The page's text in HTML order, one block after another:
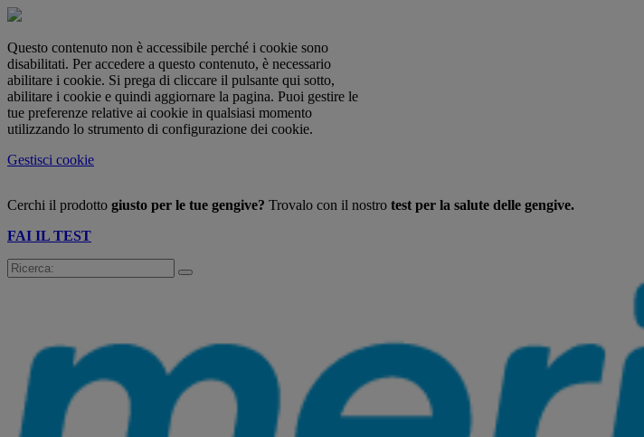
Questo contenuto non è accessibile perché i cookie sono
disabilitati. Per accedere a questo contenuto, è necessario
abilitare i cookie. Si prega di cliccare il pulsante qui sotto,
abilitare i cookie e quindi aggiornare la pagina. Puoi gestire le
tue preferenze relative ai cookie in qualsiasi momento
utilizzando lo strumento di configurazione dei cookie.
Gestisci cookie
Cerchi il prodotto giusto per le tue gengive? Trovalo con il nostro test per la salute delle gengive.
FAI IL TEST